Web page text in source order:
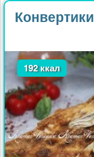
192 ккал